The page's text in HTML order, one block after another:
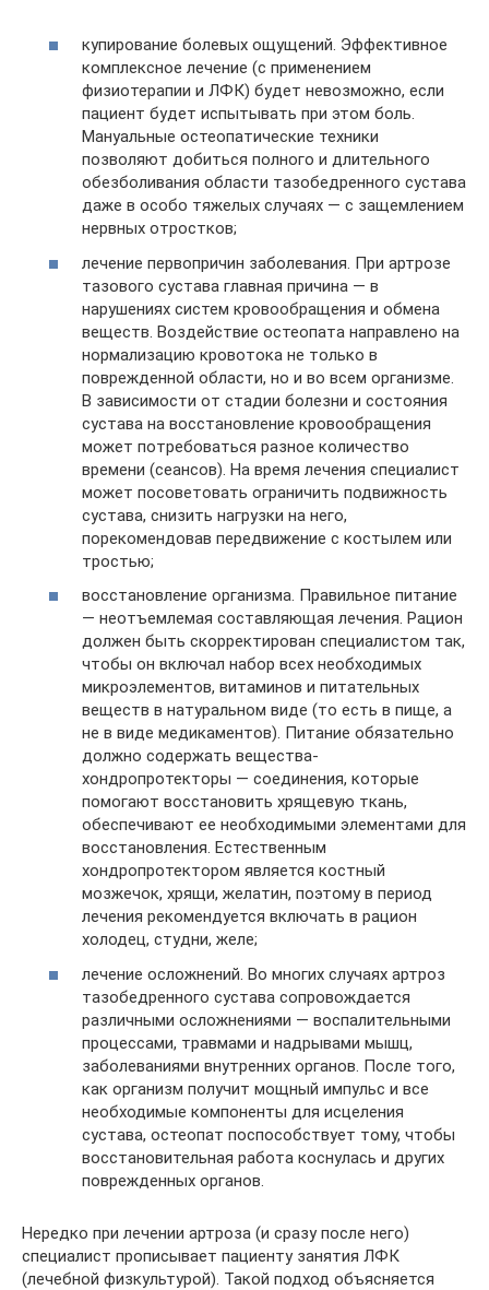
купирование болевых ощущений. Эффективное
комплексное лечение (с применением
физиотерапии и ЛФК) будет невозможно, если
пациент будет испытывать при этом боль.
Мануальные остеопатические техники
позволяют добиться полного и длительного
обезболивания области тазобедренного сустава
даже в особо тяжелых случаях — с защемлением
нервных отростков;
лечение первопричин заболевания. При артрозе
тазового сустава главная причина — в
нарушениях систем кровообращения и обмена
веществ. Воздействие остеопата направлено на
нормализацию кровотока не только в
поврежденной области, но и во всем организме.
В зависимости от стадии болезни и состояния
сустава на восстановление кровообращения
может потребоваться разное количество
времени (сеансов). На время лечения специалист
может посоветовать ограничить подвижность
сустава, снизить нагрузки на него,
порекомендовав передвижение с костылем или
тростью;
восстановление организма. Правильное питание
— неотъемлемая составляющая лечения. Рацион
должен быть скорректирован специалистом так,
чтобы он включал набор всех необходимых
микроэлементов, витаминов и питательных
веществ в натуральном виде (то есть в пище, а
не в виде медикаментов). Питание обязательно
должно содержать вещества-
хондропротекторы — соединения, которые
помогают восстановить хрящевую ткань,
обеспечивают ее необходимыми элементами для
восстановления. Естественным
хондропротектором является костный
мозжечок, хрящи, желатин, поэтому в период
лечения рекомендуется включать в рацион
холодец, студни, желе;
лечение осложнений. Во многих случаях артроз
тазобедренного сустава сопровождается
различными осложнениями — воспалительными
процессами, травмами и надрывами мышц,
заболеваниями внутренних органов. После того,
как организм получит мощный импульс и все
необходимые компоненты для исцеления
сустава, остеопат поспособствует тому, чтобы
восстановительная работа коснулась и других
поврежденных органов.
Нередко при лечении артроза (и сразу после него)
специалист прописывает пациенту занятия ЛФК
(лечебной физкультурой). Такой подход объясняется